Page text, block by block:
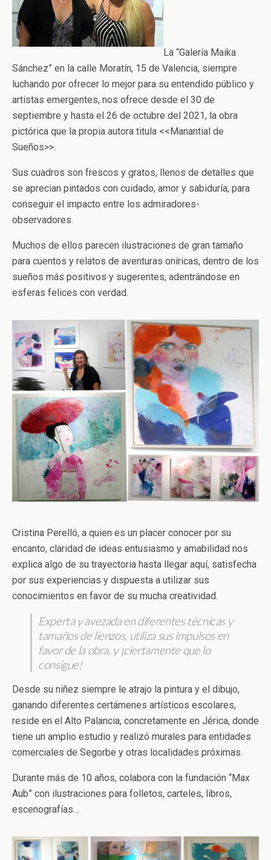
La “Galería Maika
Sánchez” en la calle Moratín, 15 de Valencia, siempre
luchando por ofrecer lo mejor para su entendido público y
artistas emergentes, nos ofrece desde el 30 de
septiembre y hasta el 26 de octubre del 2021, la obra
pictórica que la propia autora titula <<Manantial de
Sueños>>.
Sus cuadros son frescos y gratos, llenos de detalles que
se aprecian pintados con cuidado, amor y sabiduría, para
conseguir el impacto entre los admiradores-
observadores.
Muchos de ellos parecen ilustraciones de gran tamaño
para cuentos y relatos de aventuras oníricas, dentro de los
sueños más positivos y sugerentes, adentrándose en
esferas felices con verdad.
Cristina Perelló, a quien es un placer conocer por su
encanto, claridad de ideas entusiasmo y amabilidad nos
explica algo de su trayectoria hasta llegar aquí, satisfecha
por sus experiencias y dispuesta a utilizar sus
conocimientos en favor de su mucha creatividad.
Experta y avezada en diferentes técnicas y
tamaños de lienzos, utiliza sus impulsos en
favor de la obra, y ¡ciertamente que lo
consigue!
Desde su niñez siempre le atrajo la pintura y el dibujo,
ganando diferentes certámenes artísticos escolares,
reside en el Alto Palancia, concretamente en Jérica, donde
tiene un amplio estudio y realizó murales para entidades
comerciales de Segorbe y otras localidades próximas.
Durante más de 10 años, colabora con la fundación “Max
Aub” con ilustraciones para folletos, carteles, libros,
escenografías…